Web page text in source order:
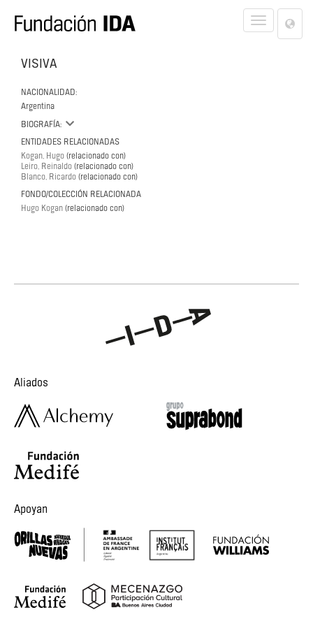
Toggle
VISIVA
NACIONALIDAD:
Argentina
BIOGRAFÍA:
ENTIDADES RELACIONADAS
Kogan, Hugo (relacionado con)
Leiro, Reinaldo (relacionado con)
Blanco, Ricardo (relacionado con)
FONDO/COLECCIÓN RELACIONADA
Hugo Kogan (relacionado con)
Aliados
Apoyan